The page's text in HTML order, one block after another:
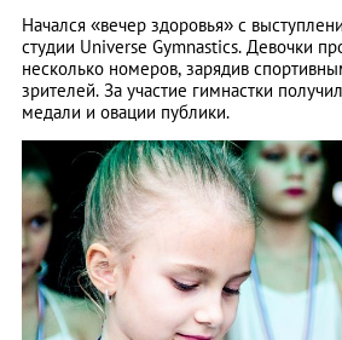
Начался «вечер здоровья» с
студии Universe Gymnastics. Девочки
несколько номеров, зарядив
зрителей. За участие гимнастки
медали и овации публики.